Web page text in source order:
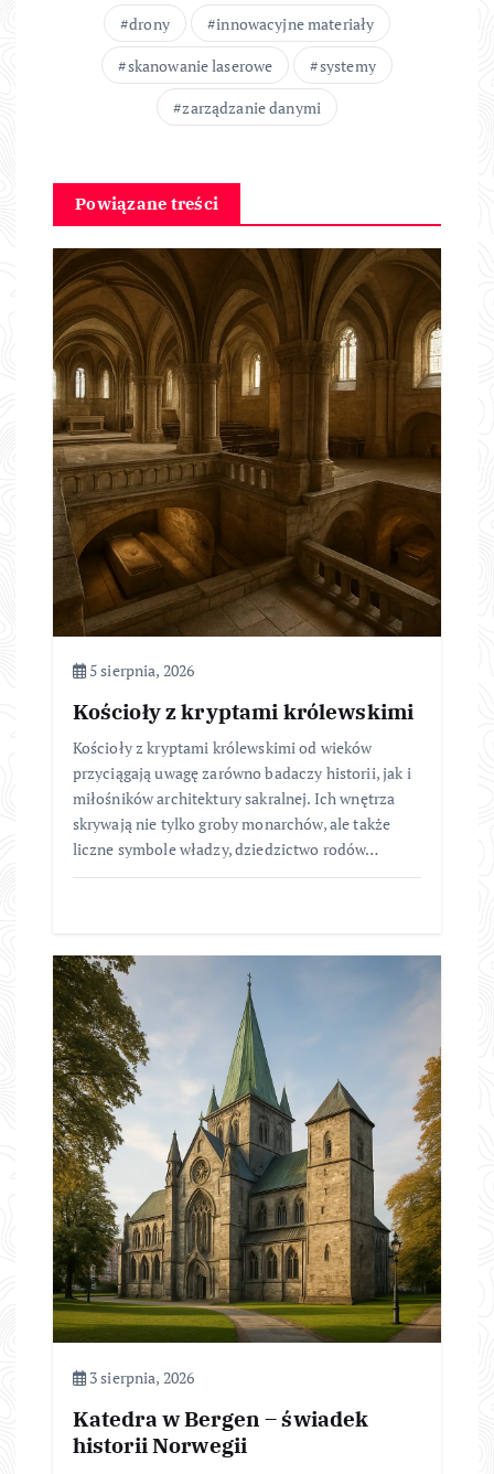
drony
innowacyjne materiały
skanowanie laserowe
systemy
zarządzanie danymi
Powiązane treści
5 sierpnia, 2026
Kościoły z kryptami królewskimi
Kościoły z kryptami królewskimi od wieków
przyciągają uwagę zarówno badaczy historii, jak i
miłośników architektury sakralnej. Ich wnętrza
skrywają nie tylko groby monarchów, ale także
liczne symbole władzy, dziedzictwo rodów…
3 sierpnia, 2026
Katedra w Bergen – świadek
historii Norwegii